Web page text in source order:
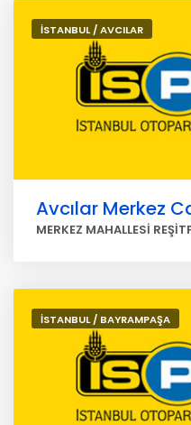
İSTANBUL / AVCILAR
Avcılar Merkez
MERKEZ MAHALLESİ
İSTANBUL / BAYRAMPAŞA